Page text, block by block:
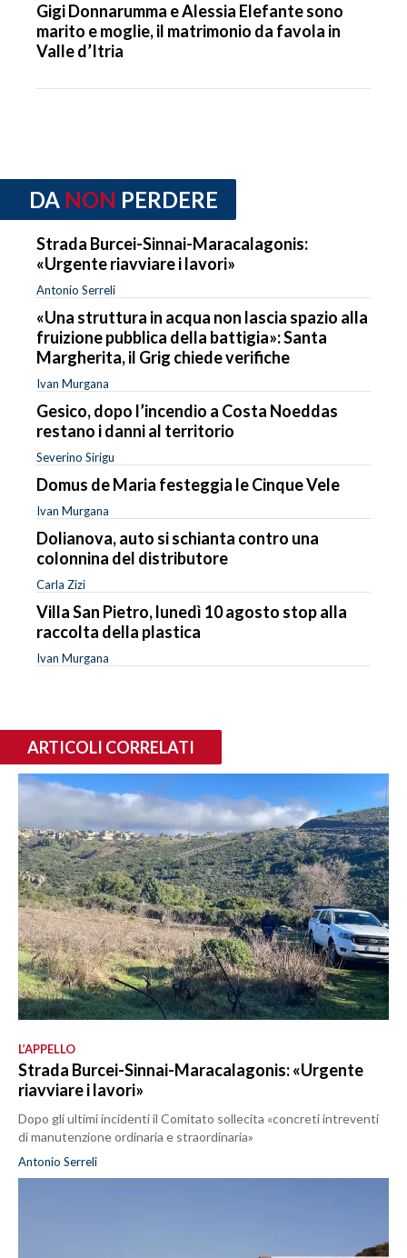
Gigi Donnarumma e Alessia Elefante sono
marito e moglie, il matrimonio da favola in
Valle d’Itria
DA NON PERDERE
Strada Burcei-Sinnai-Maracalagonis:
«Urgente riavviare i lavori»
Antonio Serreli
«Una struttura in acqua non lascia spazio alla
fruizione pubblica della battigia»: Santa
Margherita, il Grig chiede verifiche
Ivan Murgana
Gesico, dopo l’incendio a Costa Noeddas
restano i danni al territorio
Severino Sirigu
Domus de Maria festeggia le Cinque Vele
Ivan Murgana
Dolianova, auto si schianta contro una
colonnina del distributore
Carla Zizi
Villa San Pietro, lunedì 10 agosto stop alla
raccolta della plastica
Ivan Murgana
ARTICOLI CORRELATI
L’APPELLO
Strada Burcei-Sinnai-Maracalagonis: «Urgente
riavviare i lavori»
Dopo gli ultimi incidenti il Comitato sollecita «concreti intreventi
di manutenzione ordinaria e straordinaria»
Antonio Serreli